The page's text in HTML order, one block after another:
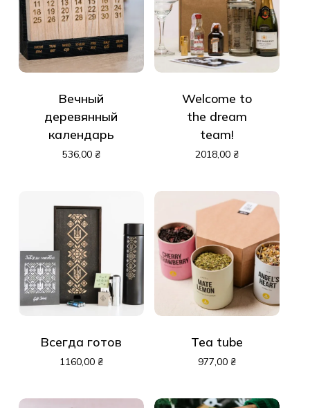
Вечный
деревянный
календарь
536,00 ₴
Welcome to
the dream
team!
2018,00 ₴
Всегда готов
1160,00 ₴
Tea tube
977,00 ₴